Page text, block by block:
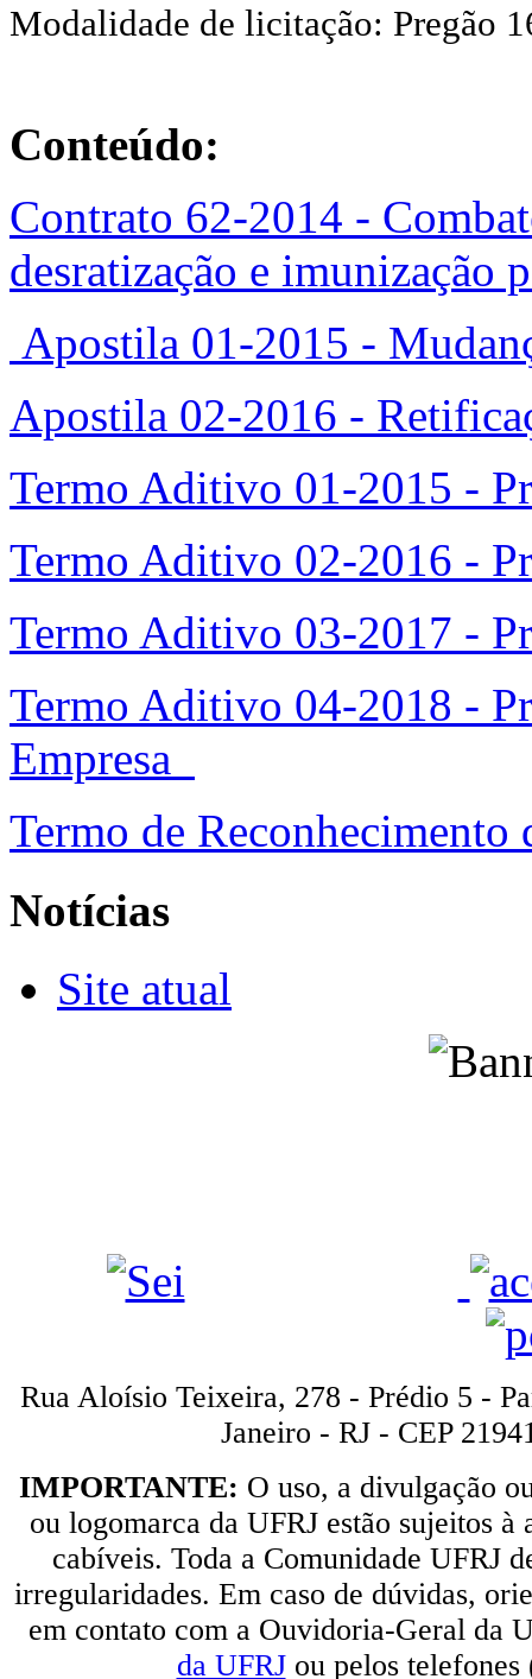
Modalidade de licitação: Pregão
Conteúdo:
Contrato 62-2014 -
desratização e imunização
Apostila 01-2015 -
Apostila 02-2016 -
Termo Aditivo 01-2015 -
Termo Aditivo 02-2016 -
Termo Aditivo 03-2017 -
Termo Aditivo 04-2018 -
Empresa
Termo de Reconhecimento
Notícias
Site atual
Rua Aloísio Teixeira, 278 - Prédio 5 -
Janeiro - RJ - CEP
IMPORTANTE: O uso, a divulgação
ou logomarca da UFRJ estão sujeitos
cabíveis. Toda a Comunidade UFRJ
irregularidades. Em caso de dúvidas,
em contato com a Ouvidoria-Geral da
da UFRJou pelos telefones